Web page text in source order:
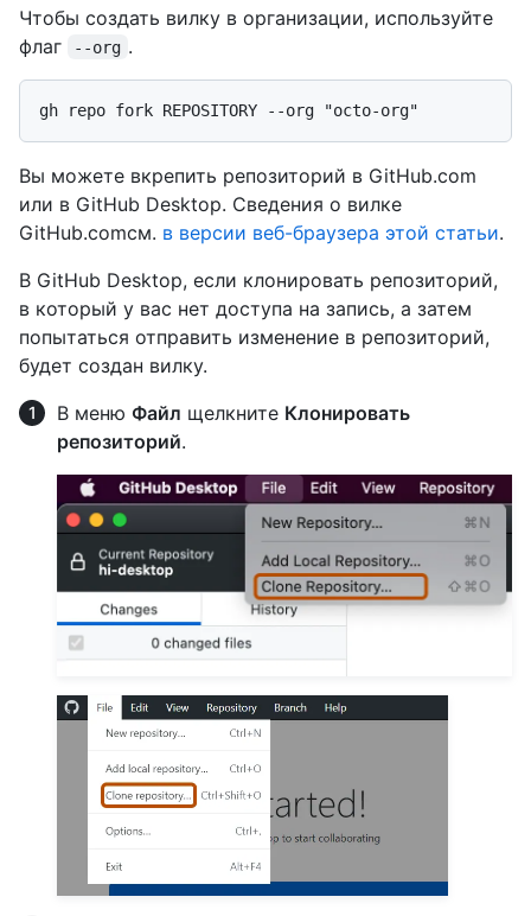
Чтобы создать вилку в организации, используйте
флаг
--org .
Вы можете вкрепить репозиторий в GitHub.com
или в GitHub Desktop. Сведения о вилке
GitHub.comсм. в версии веб-браузера этой статьи.
В GitHub Desktop, если клонировать репозиторий,
в который у вас нет доступа на запись, а затем
попытаться отправить изменение в репозиторий,
будет создан вилку.
В меню Файл щелкните Клонировать
репозиторий.